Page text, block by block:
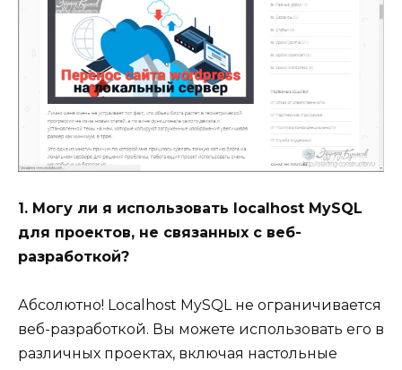
1. Могу ли я использовать localhost MySQL
для проектов, не связанных с веб-
разработкой?
Абсолютно! Localhost MySQL не ограничивается
веб-разработкой. Вы можете использовать его в
различных проектах, включая настольные